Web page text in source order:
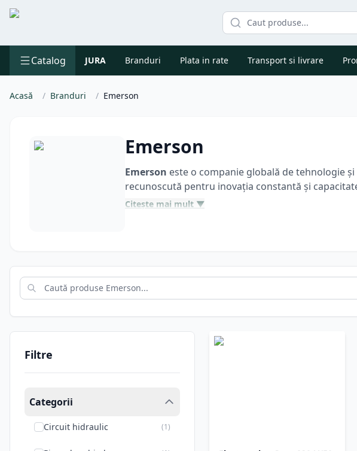
Catalog JURA Branduri Plata in rate Transport si livrare
Acasă / Branduri / Emerson
Emerson
Emerson este o companie globală de tehnologie
recunoscută pentru inovația constantă și
Citește mai mult ▼
Filtre
Categorii
Circuit hidraulic (1)